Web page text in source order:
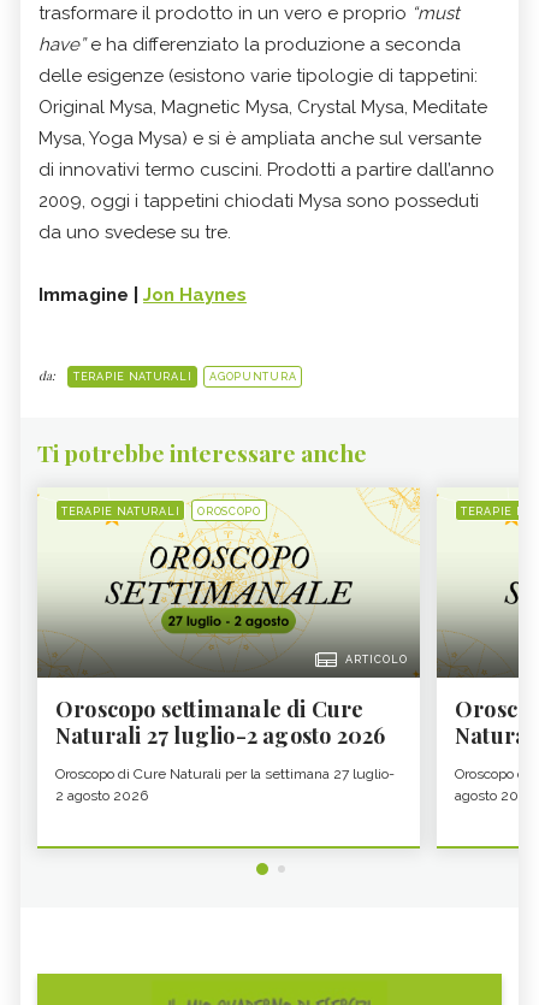
trasformare il prodotto in un vero e proprio “must
have”e ha differenziato la produzione a seconda
delle esigenze (esistono varie tipologie di tappetini:
Original Mysa, Magnetic Mysa, Crystal Mysa, Meditate
Mysa, Yoga Mysa) e si è ampliata anche sul versante
di innovativi termo cuscini. Prodotti a partire dall’anno
2009, oggi i tappetini chiodati Mysa sono posseduti
da uno svedese su tre.
Immagine | Jon Haynes
da: TERAPIE NATURALI AGOPUNTURA
Ti potrebbe interessare anche
TERAPIE NATURALI OROSCOPO
ARTICOLO
Oroscopo settimanale di Cure
Naturali 27 luglio-2 agosto 2026
Oroscopo di Cure Naturali per la settimana 27 luglio-
2 agosto 2026
TERAPIE
Oroscopo di
agosto 2026